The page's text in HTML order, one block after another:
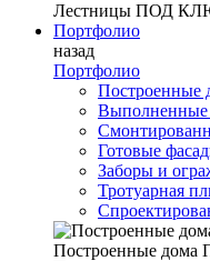
Лестницы ПОД
Портфолио
назад
Портфолио
Построенные
Выполненные
Готовые
Заборы и
Тротуарная
Построенные дома